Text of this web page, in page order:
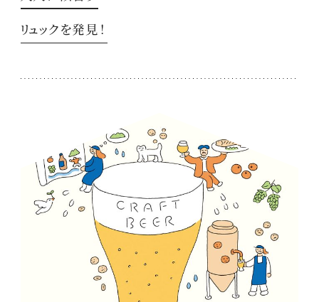
リュックを発見！